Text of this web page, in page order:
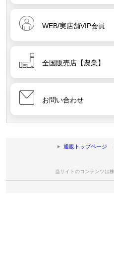
WEB/実店舗VIP会員
全国販売店【農業】
お問い合わせ
通販トップページ
当サイトのコンテンツは